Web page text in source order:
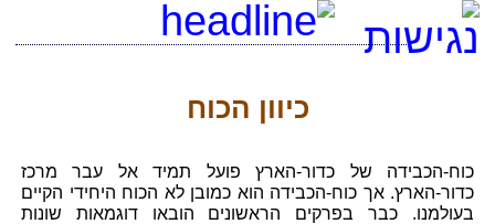
[an error occurred while processing this directive]
כיוון הכוח
כוח-הכבידה של כדור-הארץ פועל תמיד אל עבר מרכז
כדור-הארץ. אך כוח-הכבידה הוא כמובן לא הכוח היחידי הקיים
בעולמנו. כבר בפרקים הראשונים הובאו דוגמאות שונות